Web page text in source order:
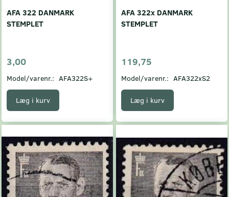
AFA 322 DANMARK
STEMPLET
3,00
Model/varenr.: AFA322S+
Læg i kurv
AFA 322x DANMARK
STEMPLET
119,75
Model/varenr.: AFA322xS2
Læg i kurv